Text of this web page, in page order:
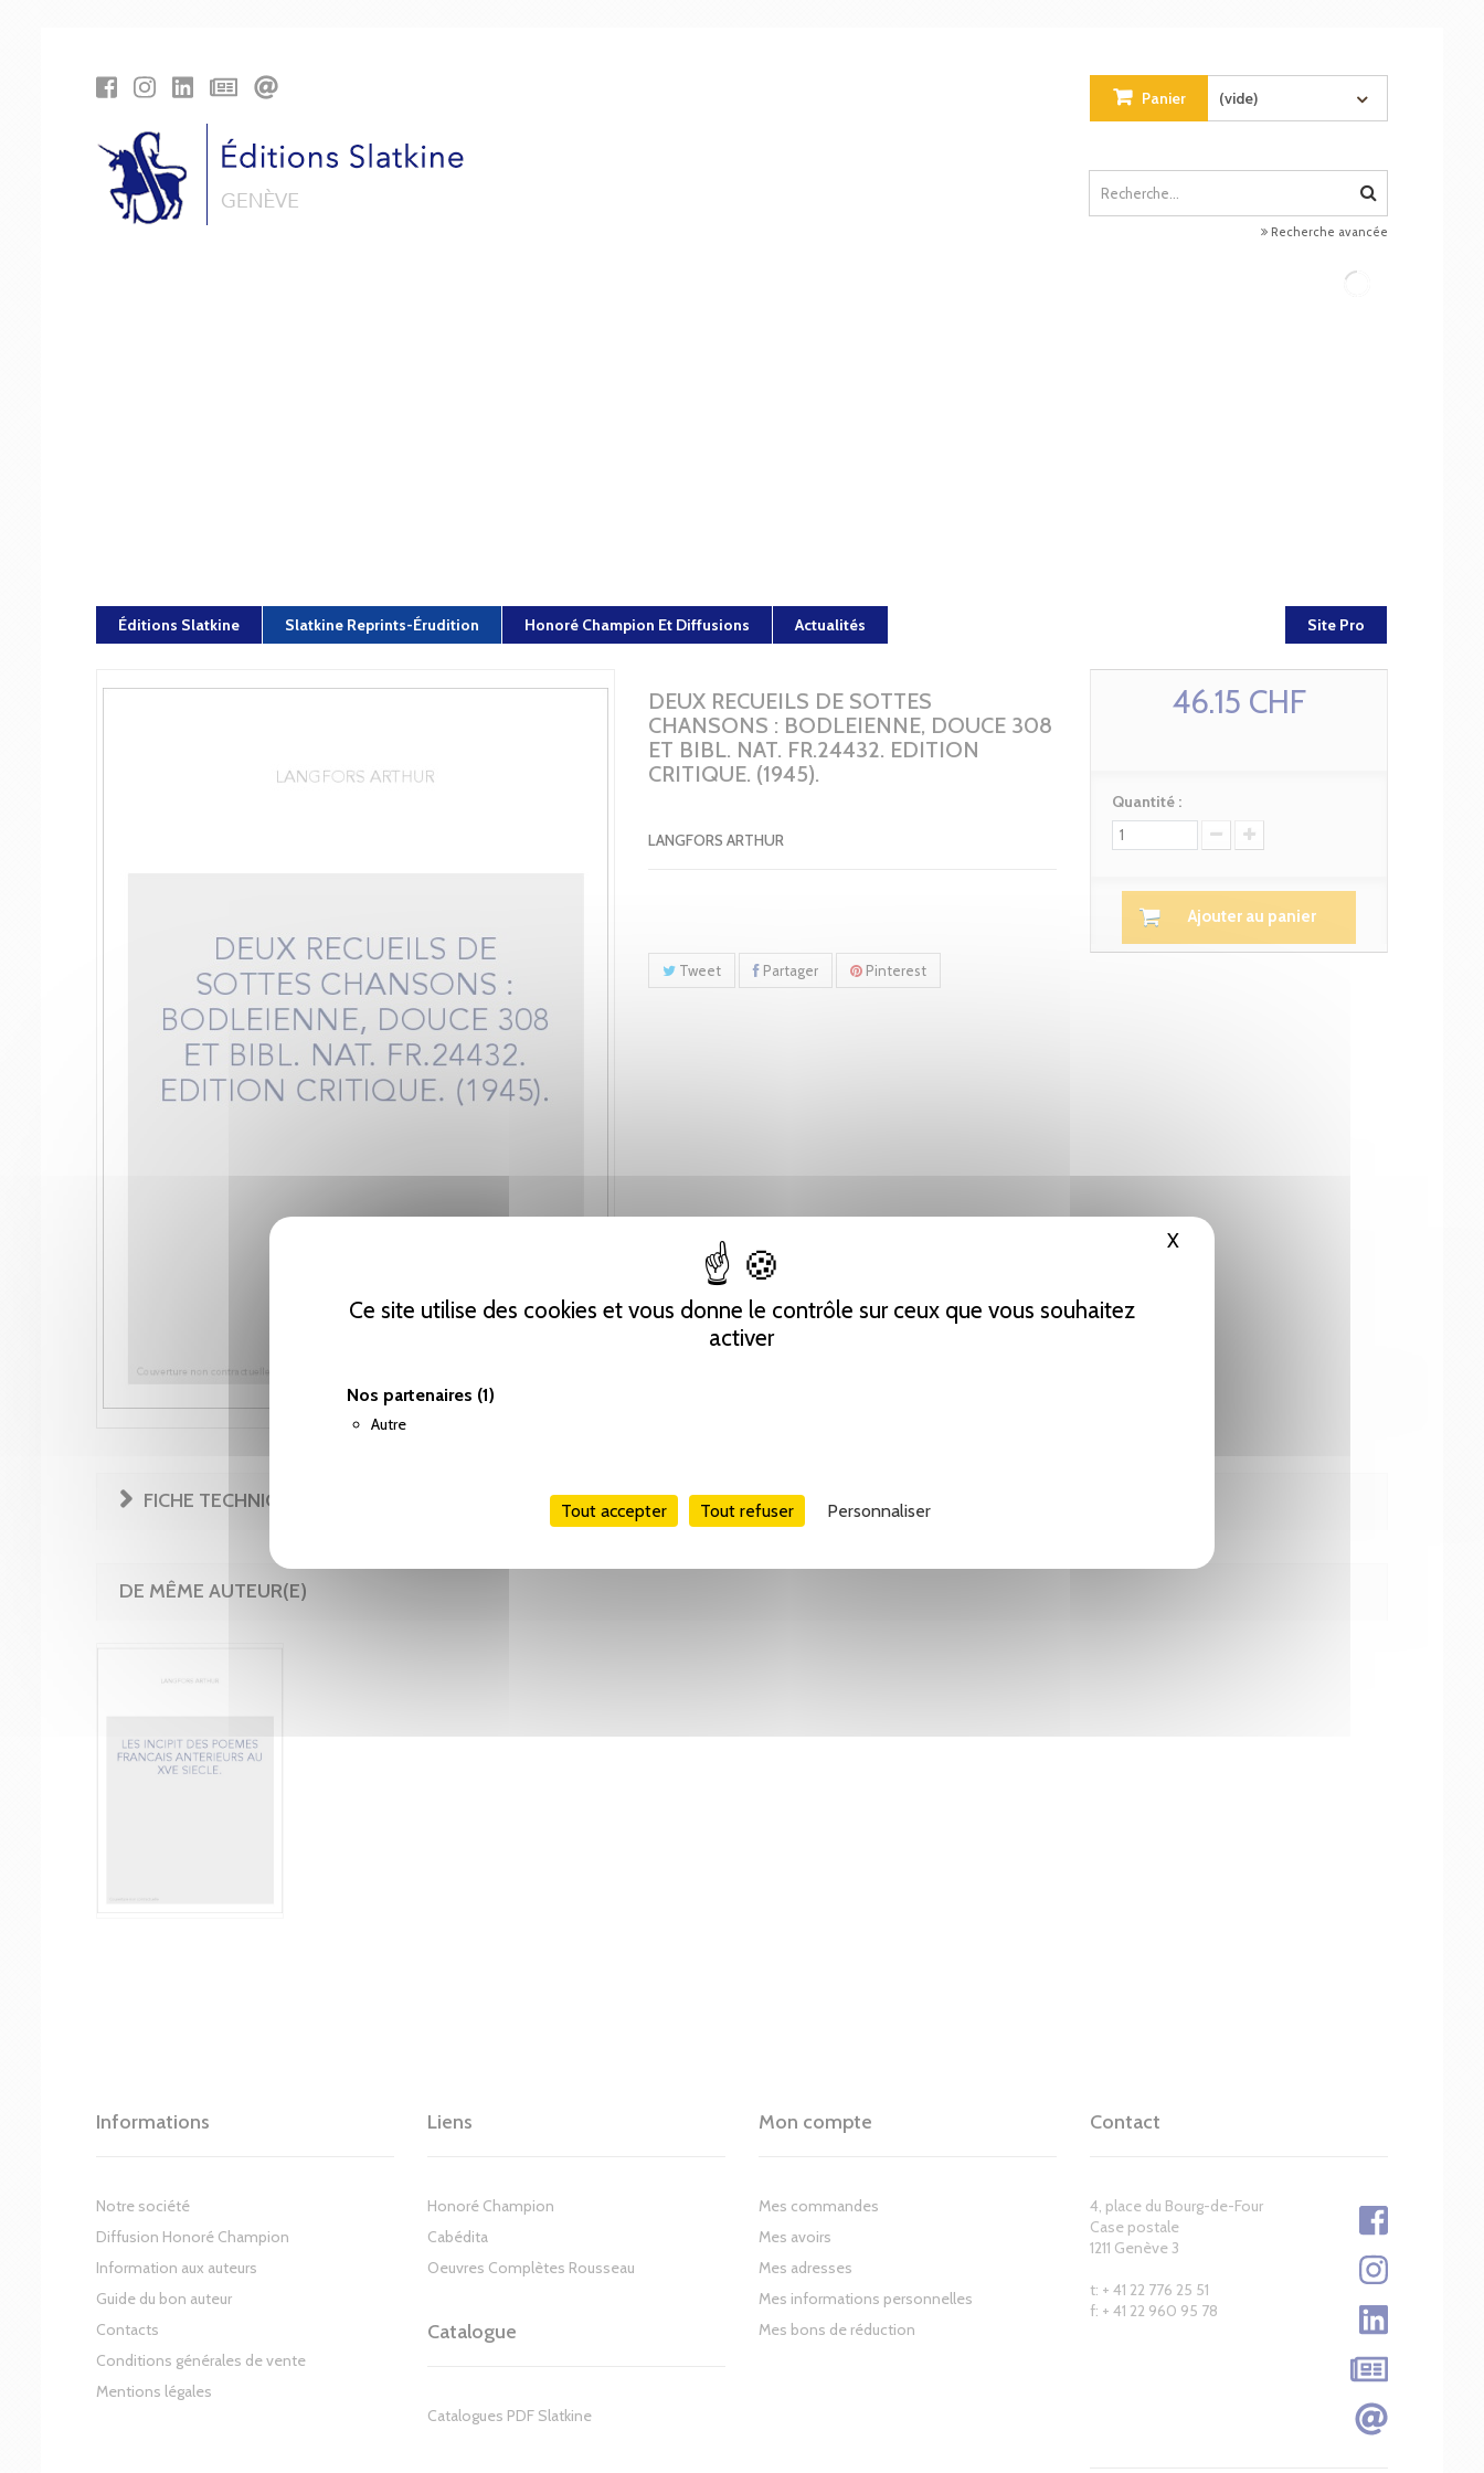
Ce site utilise des cookies et vous donne le contrôle sur ceux que vous souhaitez
activer
Nos partenaires (1)
Autre
Tout accepter Tout refuser Personnaliser
X Masquer le bandeau des cookies
Panier (vide)
Recherche avancée
Éditions Slatkine Slatkine Reprints-Érudition Honoré Champion Et Diffusions Actualités Site Pro
DEUX RECUEILS DE SOTTES
CHANSONS : BODLEIENNE, DOUCE 308
ET BIBL. NAT. FR.24432. EDITION
CRITIQUE. (1945).
LANGFORS ARTHUR
Tweet Partager Pinterest
46.15 CHF
Quantité :
Ajouter au panier
FICHE TECHNIQUE
DE MÊME AUTEUR(E)
Informations
Notre société
Diffusion Honoré Champion
Information aux auteurs
Guide du bon auteur
Contacts
Conditions générales de vente
Mentions légales
Liens
Honoré Champion
Cabédita
Oeuvres Complètes Rousseau
Catalogue
Catalogues PDF Slatkine
Mon compte
Mes commandes
Mes avoirs
Mes adresses
Mes informations personnelles
Mes bons de réduction
Contact
4, place du Bourg-de-Four
Case postale
1211 Genève 3
t: + 41 22 776 25 51
f: + 41 22 960 95 78